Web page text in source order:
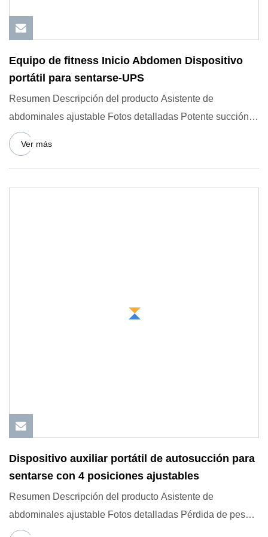
Equipo de fitness Inicio Abdomen Dispositivo
portátil para sentarse-UPS
Resumen Descripción del producto Asistente de
abdominales ajustable Fotos detalladas Potente succión y
alta estabilidad
Ver más
Dispositivo auxiliar portátil de autosucción para
sentarse con 4 posiciones ajustables
Resumen Descripción del producto Asistente de
abdominales ajustable Fotos detalladas Pérdida de peso y
entrenamiento mus